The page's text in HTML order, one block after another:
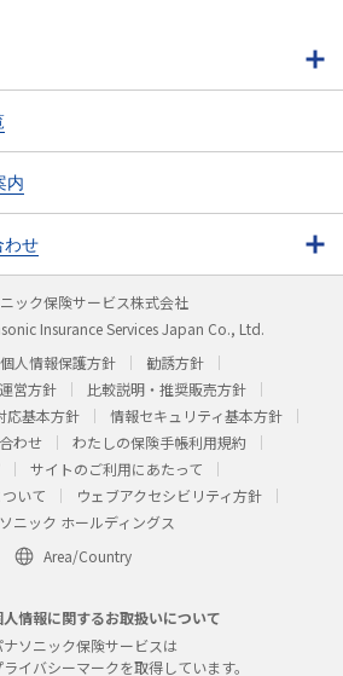
内
わせ
ック保険サービス株式会社
Insurance Services Japan Co., Ltd.
個人情報保護方針
勧誘方針
営方針
比較説明・推奨販売方針
応基本方針
情報セキュリティ基本方針
わせ
わたしの保険手帳利用規約
サイトのご利用にあたって
いて
ウェブアクセシビリティ方針
ニック ホールディングス
Area/Country
人情報に関するお取扱いについて
ナソニック保険サービスは
ライバシーマークを取得しています。